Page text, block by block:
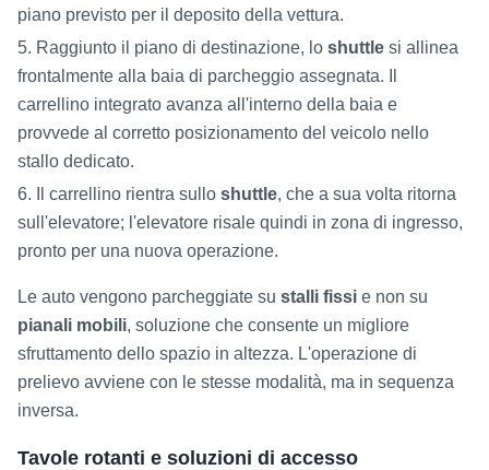
piano previsto per il deposito della vettura.
Raggiunto il piano di destinazione, lo shuttle si allinea
frontalmente alla baia di parcheggio assegnata. Il
carrellino integrato avanza all'interno della baia e
provvede al corretto posizionamento del veicolo nello
stallo dedicato.
Il carrellino rientra sullo shuttle, che a sua volta ritorna
sull'elevatore; l'elevatore risale quindi in zona di ingresso,
pronto per una nuova operazione.
Le auto vengono parcheggiate su stalli fissi e non su
pianali mobili, soluzione che consente un migliore
sfruttamento dello spazio in altezza. L'operazione di
prelievo avviene con le stesse modalità, ma in sequenza
inversa.
Tavole rotanti e soluzioni di accesso